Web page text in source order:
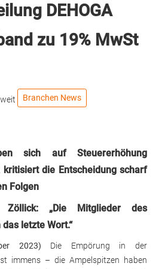
DEHOGA
zu 19% MwSt
Branchen News
sich auf Steuererhöhung
kritisiert die Entscheidung scharf
Folgen
Zöllick: „Die Mitglieder des
letzte Wort.“
2023) Die Empörung in der
immens – die Ampelspitzen haben